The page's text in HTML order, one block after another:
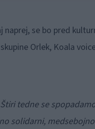
naprej, se bo pred
Orlek, Koala
tedne se
solidarni,